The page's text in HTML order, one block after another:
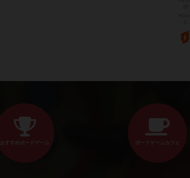
おすすめボードゲーム ボードゲームカフェ